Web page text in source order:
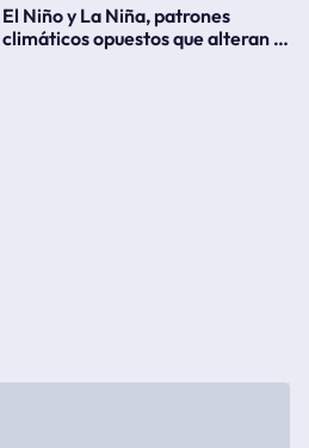
El Niño y La Niña, patrones
climáticos opuestos que alteran la